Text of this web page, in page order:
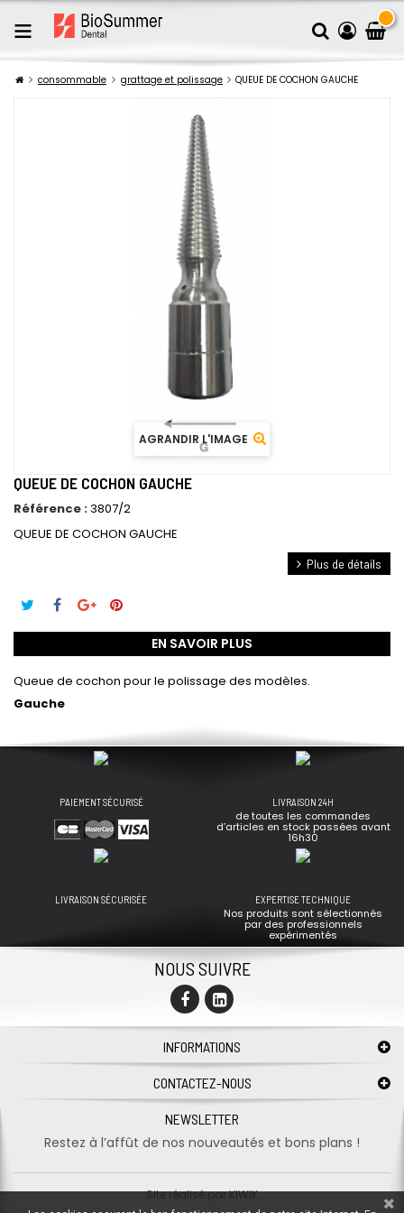
consommable grattage et polissage QUEUE DE COCHON GAUCHE
AGRANDIR L'IMAGE
QUEUE DE COCHON GAUCHE
Référence :3807/2
QUEUE DE COCHON GAUCHE
Plus de détails
EN SAVOIR PLUS
Queue de cochon pour le polissage des modèles.
Gauche
PAIEMENT SÉCURISÉ LIVRAISON 24H
de toutes les commandes
d’articles en stock passées avant
16h30
LIVRAISON SÉCURISÉE EXPERTISE TECHNIQUE
Nos produits sont sélectionnés
par des professionnels
expérimentés
NOUS SUIVRE
INFORMATIONS
CONTACTEZ-NOUS
NEWSLETTER
Restez à l’affût de nos nouveautés et bons plans !
Site réalisé parKIWIK